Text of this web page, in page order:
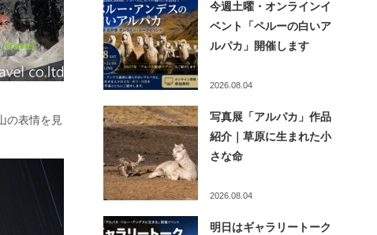
の表情を見
今週土曜・オンラインイ
ベント「ペルーの白いア
ルパカ」開催します
2026.08.04
写真展「アルパカ」作品
紹介｜草原に生まれた小
さな命
2026.08.04
明日はギャラリートーク